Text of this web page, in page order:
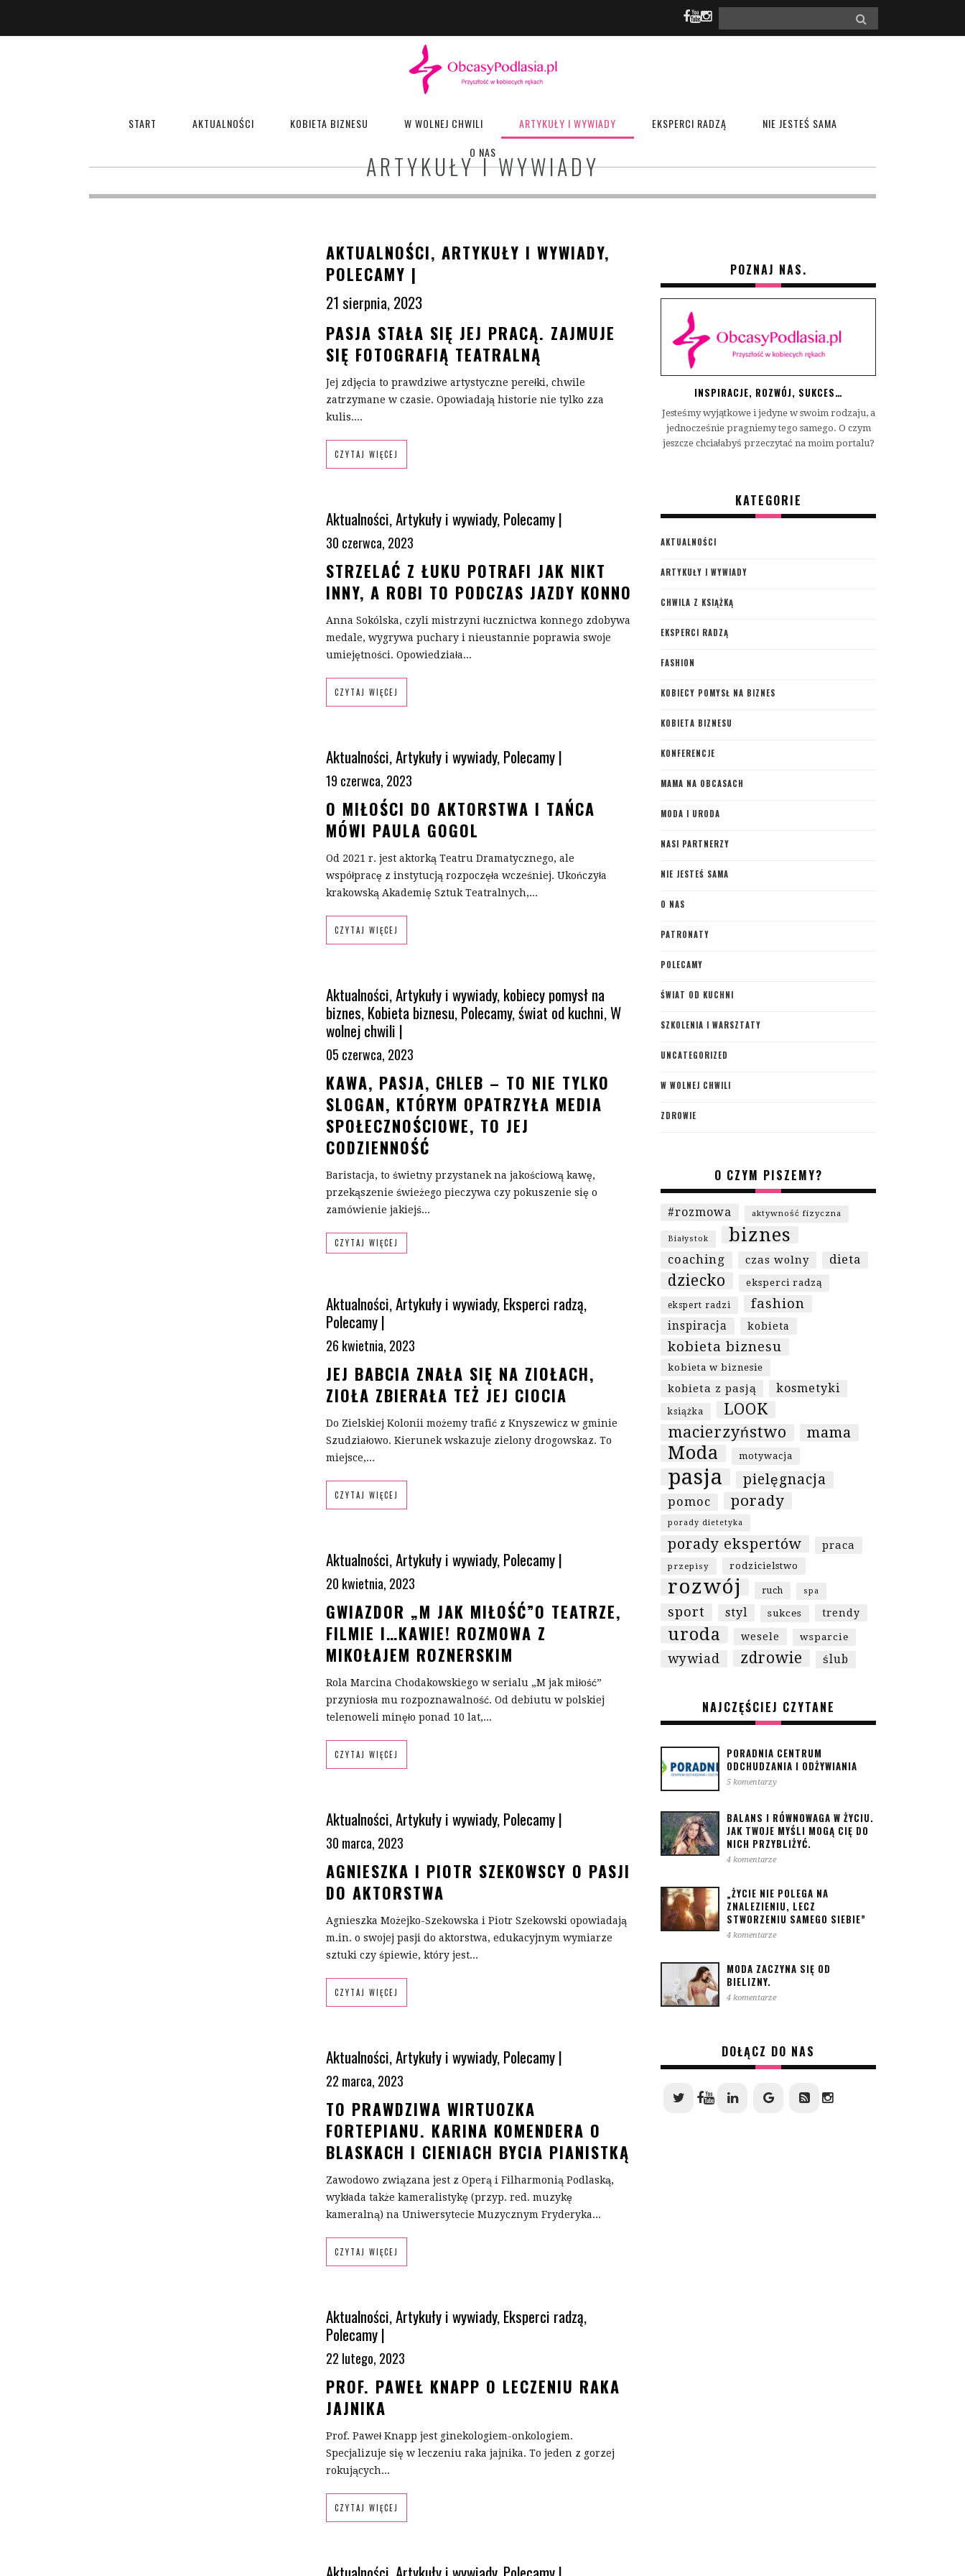
START AKTUALNOŚCI KOBIETA BIZNESU W WOLNEJ CHWILI ARTYKUŁY I WYWIADY EKSPERCI RADZĄ
NIE JESTEŚ SAMA
O NAS
ARTYKUŁY I WYWIADY
AKTUALNOŚCI, ARTYKUŁY I WYWIADY,
POLECAMY |
21 sierpnia, 2023
PASJA STAŁA SIĘ JEJ PRACĄ. ZAJMUJE
SIĘ FOTOGRAFIĄ TEATRALNĄ
Jej zdjęcia to prawdziwe artystyczne perełki, chwile
zatrzymane w czasie. Opowiadają historie nie tylko zza
kulis....
CZYTAJ WIĘCEJ
Aktualności,Artykuły i wywiady,Polecamy|
30 czerwca, 2023
STRZELAĆ Z ŁUKU POTRAFI JAK NIKT
INNY, A ROBI TO PODCZAS JAZDY KONNO
Anna Sokólska, czyli mistrzyni łucznictwa konnego zdobywa
medale, wygrywa puchary i nieustannie poprawia swoje
umiejętności. Opowiedziała...
CZYTAJ WIĘCEJ
Aktualności,Artykuły i wywiady,Polecamy|
19 czerwca, 2023
O MIŁOŚCI DO AKTORSTWA I TAŃCA
MÓWI PAULA GOGOL
Od 2021 r. jest aktorką Teatru Dramatycznego, ale
współpracę z instytucją rozpoczęła wcześniej. Ukończyła
krakowską Akademię Sztuk Teatralnych,...
CZYTAJ WIĘCEJ
Aktualności,Artykuły i wywiady,kobiecy pomysł na
biznes,Kobieta biznesu,Polecamy,świat od kuchni,W
wolnej chwili |
05 czerwca, 2023
KAWA, PASJA, CHLEB – TO NIE TYLKO
SLOGAN, KTÓRYM OPATRZYŁA MEDIA
SPOŁECZNOŚCIOWE, TO JEJ
CODZIENNOŚĆ
Baristacja, to świetny przystanek na jakościową kawę,
przekąszenie świeżego pieczywa czy pokuszenie się o
zamówienie jakiejś...
CZYTAJ WIĘCEJ
Aktualności,Artykuły i wywiady,Eksperci radzą,
Polecamy|
26 kwietnia, 2023
JEJ BABCIA ZNAŁA SIĘ NA ZIOŁACH,
ZIOŁA ZBIERAŁA TEŻ JEJ CIOCIA
Do Zielskiej Kolonii możemy trafić z Knyszewicz w gminie
Szudziałowo. Kierunek wskazuje zielony drogowskaz. To
miejsce,...
CZYTAJ WIĘCEJ
Aktualności,Artykuły i wywiady,Polecamy|
20 kwietnia, 2023
GWIAZDOR „M JAK MIŁOŚĆ”O TEATRZE,
FILMIE I…KAWIE! ROZMOWA Z
MIKOŁAJEM ROZNERSKIM
Rola Marcina Chodakowskiego w serialu „M jak miłość”
przyniosła mu rozpoznawalność. Od debiutu w polskiej
telenoweli minęło ponad 10 lat,...
CZYTAJ WIĘCEJ
Aktualności,Artykuły i wywiady,Polecamy|
30 marca, 2023
AGNIESZKA I PIOTR SZEKOWSCY O PASJI
DO AKTORSTWA
Agnieszka Możejko-Szekowska i Piotr Szekowski opowiadają
m.in. o swojej pasji do aktorstwa, edukacyjnym wymiarze
sztuki czy śpiewie, który jest...
CZYTAJ WIĘCEJ
Aktualności,Artykuły i wywiady,Polecamy|
22 marca, 2023
TO PRAWDZIWA WIRTUOZKA
FORTEPIANU. KARINA KOMENDERA O
BLASKACH I CIENIACH BYCIA PIANISTKĄ
Zawodowo związana jest z Operą i Filharmonią Podlaską,
wykłada także kameralistykę (przyp. red. muzykę
kameralną) na Uniwersytecie Muzycznym Fryderyka...
CZYTAJ WIĘCEJ
Aktualności,Artykuły i wywiady,Eksperci radzą,
Polecamy|
22 lutego, 2023
PROF. PAWEŁ KNAPP O LECZENIU RAKA
JAJNIKA
Prof. Paweł Knapp jest ginekologiem-onkologiem.
Specjalizuje się w leczeniu raka jajnika. To jeden z gorzej
rokujących...
CZYTAJ WIĘCEJ
POZNAJ NAS.
INSPIRACJE, ROZWÓJ, SUKCES…
Jesteśmy wyjątkowe i jedyne w swoim rodzaju, a
jednocześnie pragniemy tego samego. O czym
jeszcze chciałabyś przeczytać na moim portalu?
KATEGORIE
AKTUALNOŚCI
ARTYKUŁY I WYWIADY
CHWILA Z KSIĄŻKĄ
EKSPERCI RADZĄ
FASHION
KOBIECY POMYSŁ NA BIZNES
KOBIETA BIZNESU
KONFERENCJE
MAMA NA OBCASACH
MODA I URODA
NASI PARTNERZY
NIE JESTEŚ SAMA
O NAS
PATRONATY
POLECAMY
ŚWIAT OD KUCHNI
SZKOLENIA I WARSZTATY
UNCATEGORIZED
W WOLNEJ CHWILI
ZDROWIE
O CZYM PISZEMY?
#rozmowa aktywność fizyczna
Białystok biznes
coaching czas wolny dieta
dziecko eksperci radzą
ekspert radzi fashion
inspiracja kobieta
kobieta biznesu
kobieta w biznesie
kobieta z pasją kosmetyki
książka
LOOK
macierzyństwo
mama
Moda motywacja
pasja pielęgnacja
pomoc porady
porady dietetyka
porady ekspertów praca
przepisy rodzicielstwo
rozwój ruch spa
sport styl sukces trendy
uroda wesele wsparcie
wywiad zdrowie ślub
NAJCZĘŚCIEJ CZYTANE
PORADNIA CENTRUM
ODCHUDZANIA I ODŻYWIANIA
5 komentarzy
BALANS I RÓWNOWAGA W ŻYCIU.
JAK TWOJE MYŚLI MOGĄ CIĘ DO
NICH PRZYBLIŻYĆ.
4 komentarze
„ŻYCIE NIE POLEGA NA
ZNALEZIENIU, LECZ
STWORZENIU SAMEGO SIEBIE”
4 komentarze
MODA ZACZYNA SIĘ OD
BIELIZNY.
4 komentarze
DOŁĄCZ DO NAS